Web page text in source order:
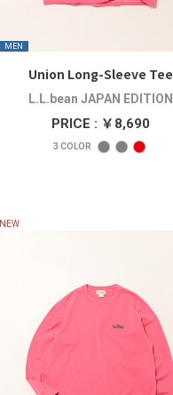
MEN
Union Long-Sleeve Tee
L.L.bean JAPAN EDITION
PRICE : ￥8,690
3 COLOR
NEW